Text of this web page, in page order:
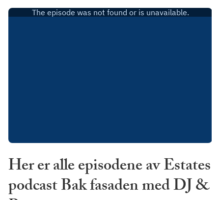
Her er alle episodene av Estates
podcast Bak fasaden med DJ &